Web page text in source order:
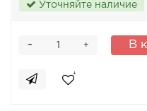
Уточняйте наличие
+
- В